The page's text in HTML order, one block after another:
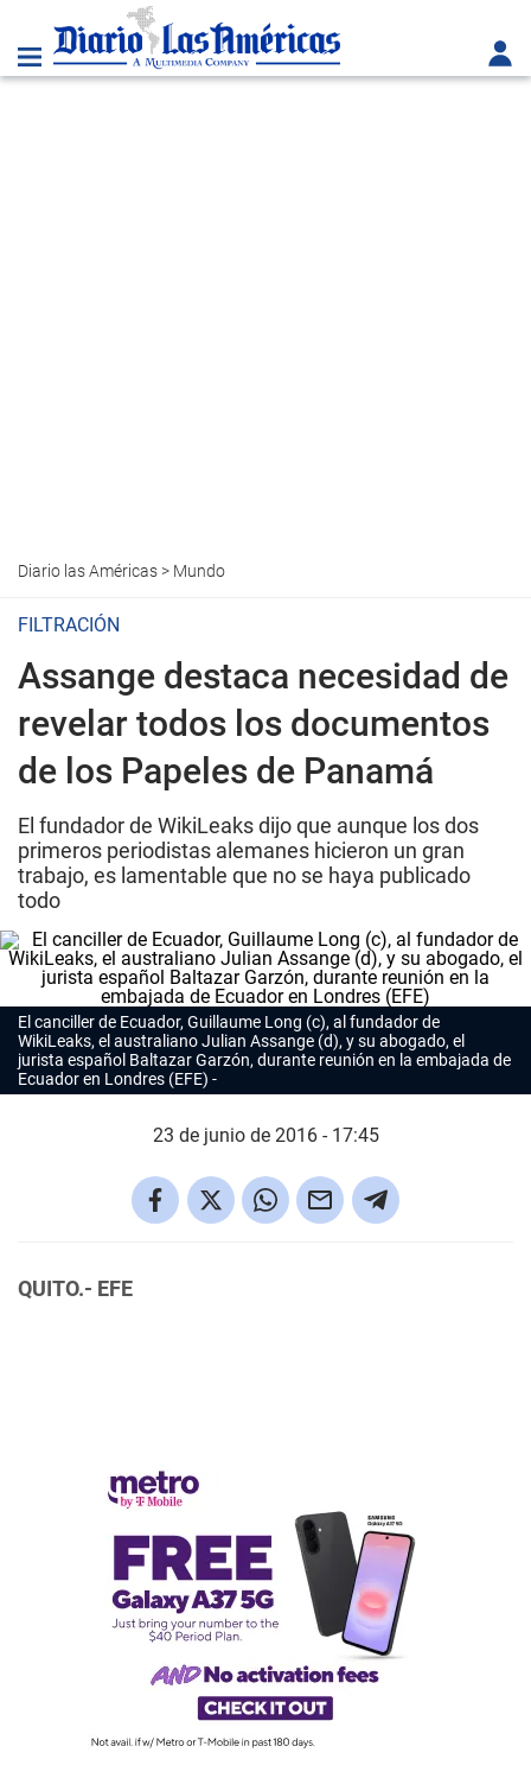
Diario las Américas> Mundo
FILTRACIÓN
Assange destaca necesidad de
revelar todos los documentos
de los Papeles de Panamá
El fundador de WikiLeaks dijo que aunque los dos
primeros periodistas alemanes hicieron un gran
trabajo, es lamentable que no se haya publicado
todo
El canciller de Ecuador, Guillaume Long (c), al fundador de
WikiLeaks, el australiano Julian Assange (d), y su abogado, el
jurista español Baltazar Garzón, durante reunión en la embajada de
Ecuador en Londres (EFE)
23 de junio de 2016 - 17:45
QUITO.- EFE